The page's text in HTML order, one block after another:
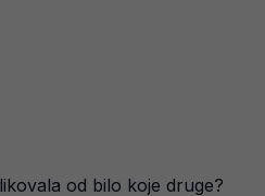
od bilo koje druge?